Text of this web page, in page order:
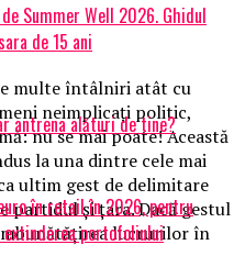
multe întâlniri atât cu
neimplicaţi politic,
nu se mai poate! Această
la una dintre cele mai
ultim gest de delimitare
partidul şi ţara. Dacă gestul
lucrurilor în
Summer Well 2026. Ghidul
de 15 ani
antrena alături de tine?
în retail în 2026, pentru
extinderea portofoliului